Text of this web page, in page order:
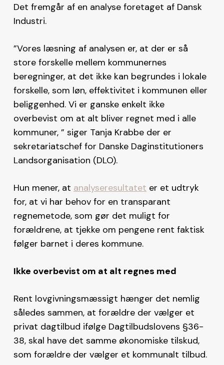
Det fremgår af en analyse foretaget af Dansk
Industri.
”Vores læsning af analysen er, at der er så
store forskelle mellem kommunernes
beregninger, at det ikke kan begrundes i lokale
forskelle, som løn, effektivitet i kommunen eller
beliggenhed. Vi er ganske enkelt ikke
overbevist om at alt bliver regnet med i alle
kommuner, ” siger Tanja Krabbe der er
sekretariatschef for Danske Daginstitutioners
Landsorganisation (DLO).
Hun mener, at analyseresultatet er et udtryk
for, at vi har behov for en transparant
regnemetode, som gør det muligt for
forældrene, at tjekke om pengene rent faktisk
følger barnet i deres kommune.
Ikke overbevist om at alt regnes med
Rent lovgivningsmæssigt hænger det nemlig
således sammen, at forældre der vælger et
privat dagtilbud ifølge Dagtilbudslovens §36-
38, skal have det samme økonomiske tilskud,
som forældre der vælger et kommunalt tilbud.